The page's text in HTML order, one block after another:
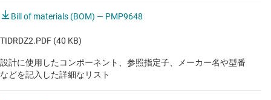
Bill of materials (BOM) — PMP9648
TIDRDZ2.PDF (40 KB)
設計に使用したコンポーネント、参照指定子、メーカー名や型番
などを記入した詳細なリスト